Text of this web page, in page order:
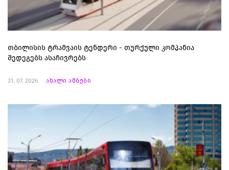
თბილისის ტრამვაის ტენდერი - თურქული კომპანია
შედეგებს ასაჩივრებს
31. 07. 2026 ახალი ამბები